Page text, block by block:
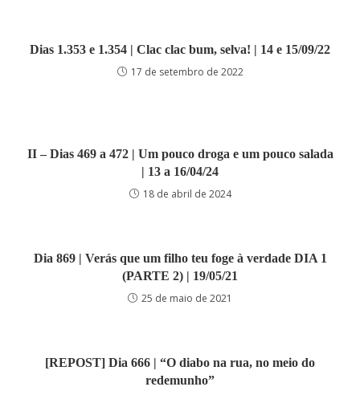
Dias 1.353 e 1.354 | Clac clac bum, selva! | 14 e 15/09/22
17 de setembro de 2022
II – Dias 469 a 472 | Um pouco droga e um pouco salada
| 13 a 16/04/24
18 de abril de 2024
Dia 869 | Verás que um filho teu foge à verdade DIA 1
(PARTE 2) | 19/05/21
25 de maio de 2021
[REPOST] Dia 666 | “O diabo na rua, no meio do
redemunho”